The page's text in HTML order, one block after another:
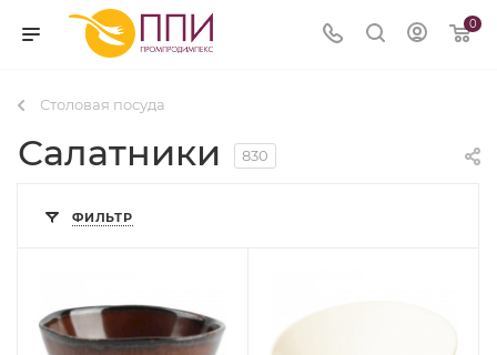
0
Столовая посуда
Салатники 830
ФИЛЬТР